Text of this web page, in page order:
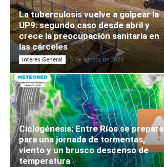
La tuberculosis vuelve a golpear la
UP9: segundo caso desde abril y
crece la preocupación sanitaria en
las cárceles
Interés General 5 de agosto de 2026
Ciclogénesis: Entre Ríos se prepara
para una jornada de tormentas,
viento y un brusco descenso de
temperatura